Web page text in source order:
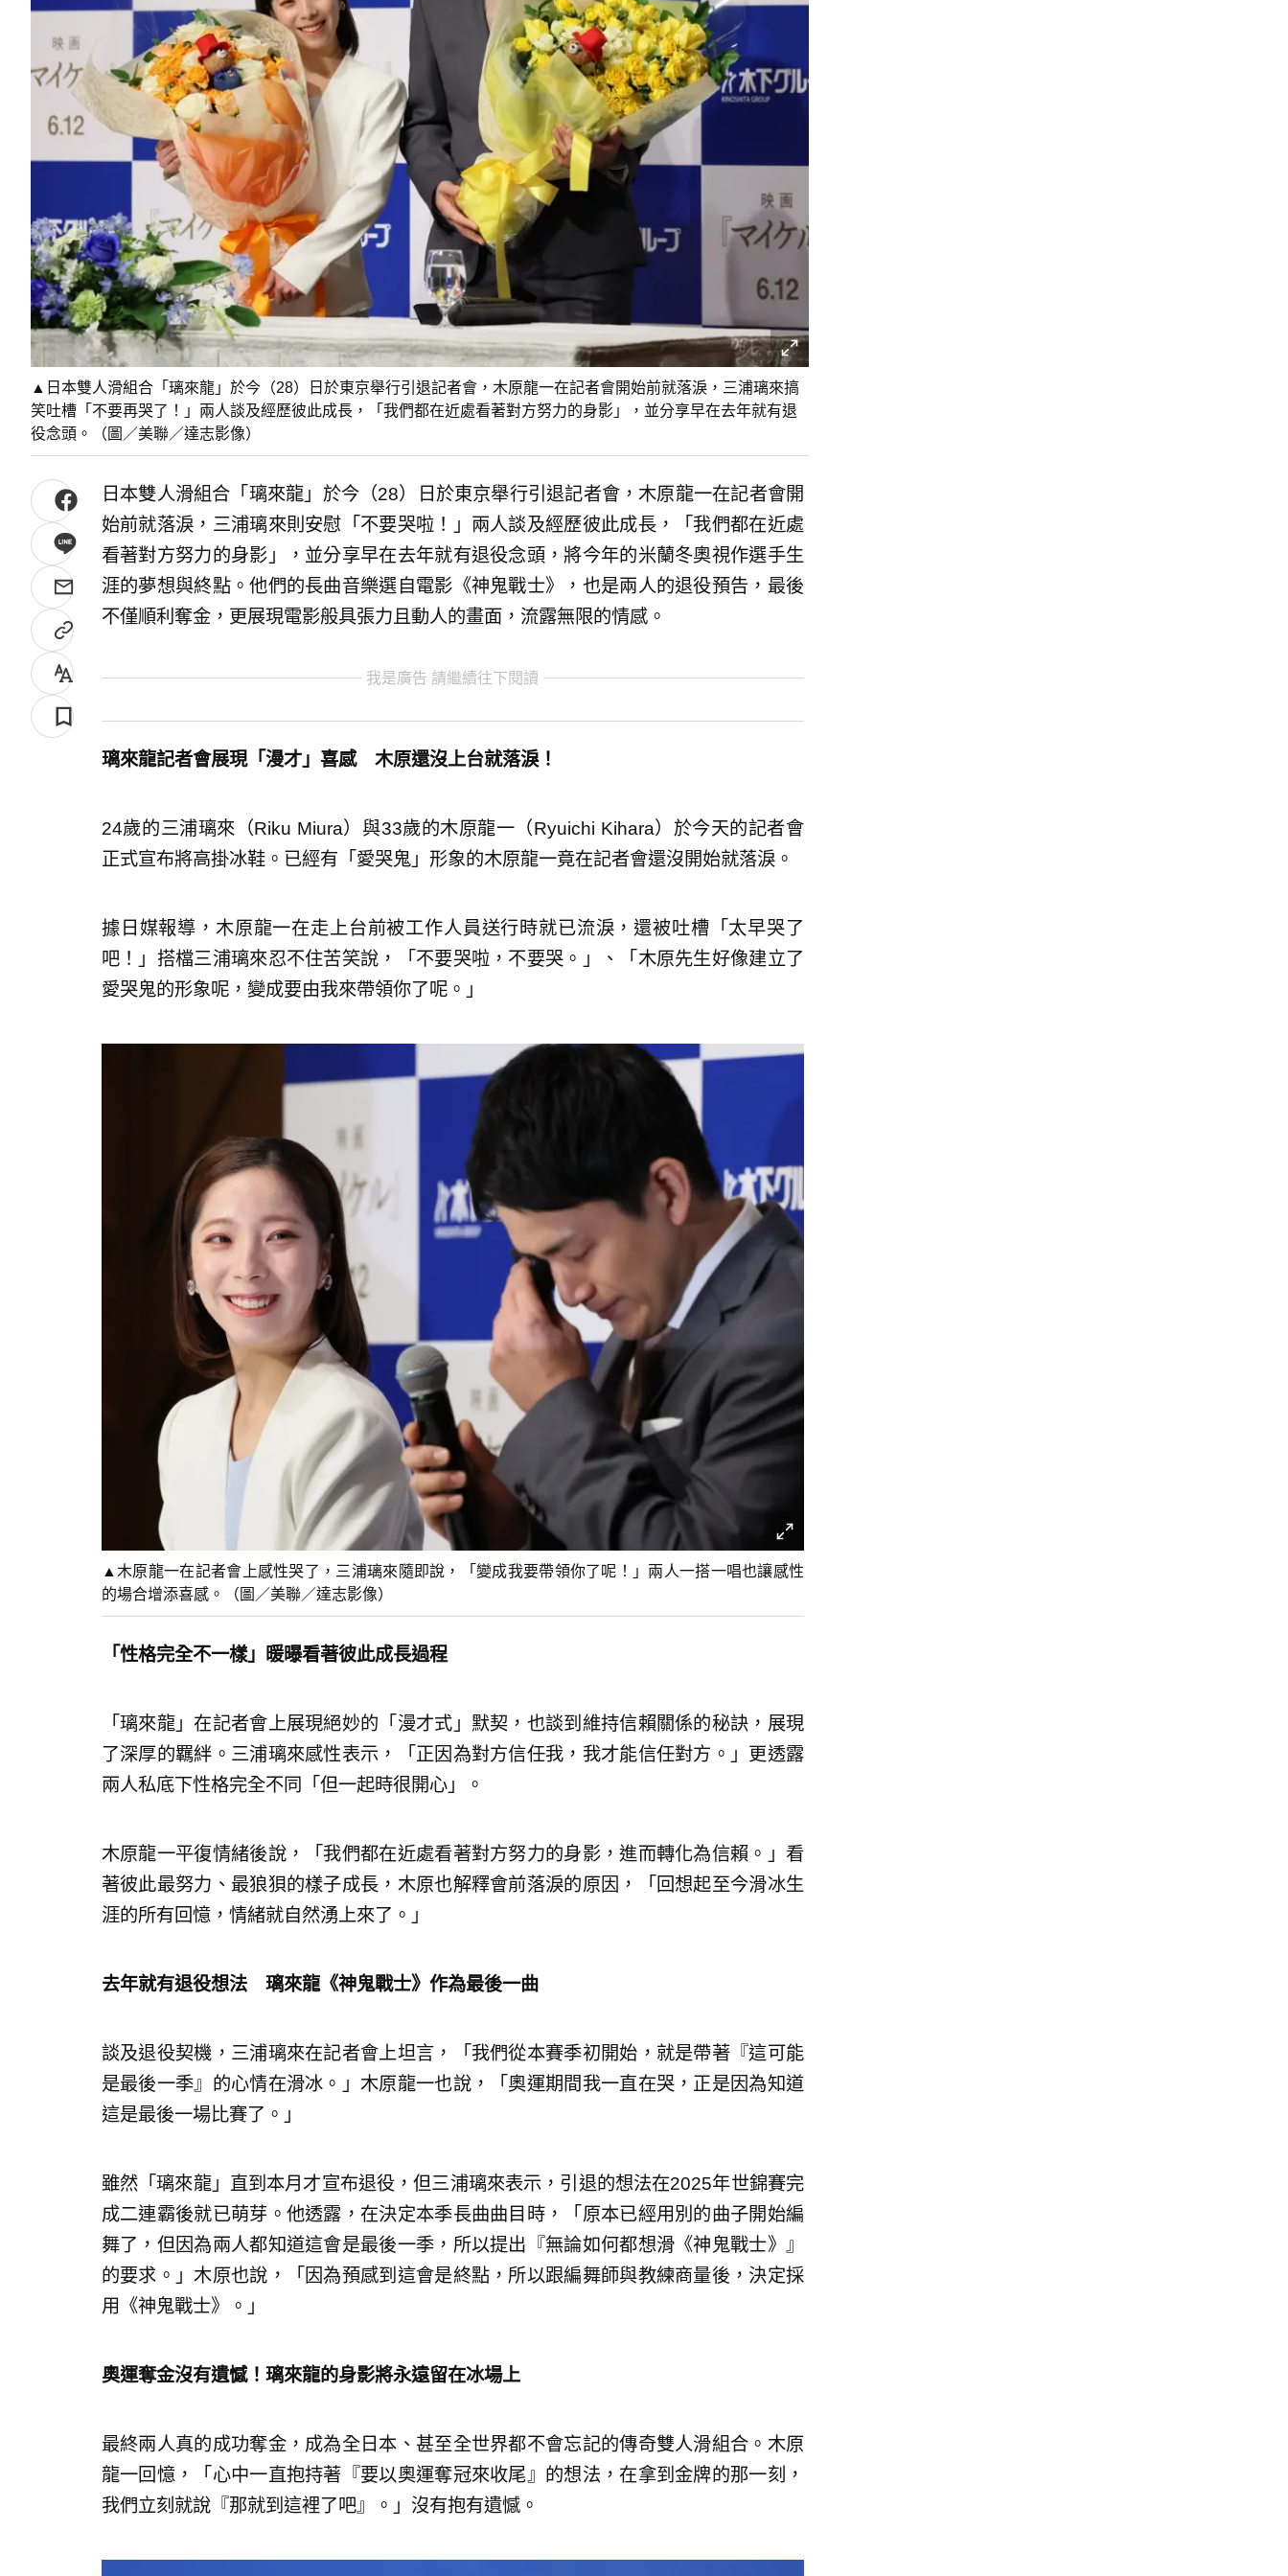
▲日本雙人滑組合「璃來龍」於今（28）日於東京舉行引退記者會，木原龍一在記者會開始前就落淚，三浦璃來搞
笑吐槽「不要再哭了！」兩人談及經歷彼此成長，「我們都在近處看著對方努力的身影」，並分享早在去年就有退
役念頭。（圖／美聯／達志影像）
日本雙人滑組合「璃來龍」於今（28）日於東京舉行引退記者會，木原龍一在記者會開
始前就落淚，三浦璃來則安慰「不要哭啦！」兩人談及經歷彼此成長，「我們都在近處
看著對方努力的身影」，並分享早在去年就有退役念頭，將今年的米蘭冬奧視作選手生
涯的夢想與終點。他們的長曲音樂選自電影《神鬼戰士》，也是兩人的退役預告，最後
不僅順利奪金，更展現電影般具張力且動人的畫面，流露無限的情感。
我是廣告 請繼續往下閱讀
璃來龍記者會展現「漫才」喜感 木原還沒上台就落淚！
24歲的三浦璃來（Riku Miura）與33歲的木原龍一（Ryuichi Kihara）於今天的記者會
正式宣布將高掛冰鞋。已經有「愛哭鬼」形象的木原龍一竟在記者會還沒開始就落淚。
據日媒報導，木原龍一在走上台前被工作人員送行時就已流淚，還被吐槽「太早哭了
吧！」搭檔三浦璃來忍不住苦笑說，「不要哭啦，不要哭。」、「木原先生好像建立了
愛哭鬼的形象呢，變成要由我來帶領你了呢。」
▲木原龍一在記者會上感性哭了，三浦璃來隨即說，「變成我要帶領你了呢！」兩人一搭一唱也讓感性
的場合增添喜感。（圖／美聯／達志影像）
「性格完全不一樣」暖曝看著彼此成長過程
「璃來龍」在記者會上展現絕妙的「漫才式」默契，也談到維持信賴關係的秘訣，展現
了深厚的羈絆。三浦璃來感性表示，「正因為對方信任我，我才能信任對方。」更透露
兩人私底下性格完全不同「但一起時很開心」。
木原龍一平復情緒後說，「我們都在近處看著對方努力的身影，進而轉化為信賴。」看
著彼此最努力、最狼狽的樣子成長，木原也解釋會前落淚的原因，「回想起至今滑冰生
涯的所有回憶，情緒就自然湧上來了。」
去年就有退役想法 璃來龍《神鬼戰士》作為最後一曲
談及退役契機，三浦璃來在記者會上坦言，「我們從本賽季初開始，就是帶著『這可能
是最後一季』的心情在滑冰。」木原龍一也說，「奧運期間我一直在哭，正是因為知道
這是最後一場比賽了。」
雖然「璃來龍」直到本月才宣布退役，但三浦璃來表示，引退的想法在2025年世錦賽完
成二連霸後就已萌芽。他透露，在決定本季長曲曲目時，「原本已經用別的曲子開始編
舞了，但因為兩人都知道這會是最後一季，所以提出『無論如何都想滑《神鬼戰士》』
的要求。」木原也說，「因為預感到這會是終點，所以跟編舞師與教練商量後，決定採
用《神鬼戰士》。」
奧運奪金沒有遺憾！璃來龍的身影將永遠留在冰場上
最終兩人真的成功奪金，成為全日本、甚至全世界都不會忘記的傳奇雙人滑組合。木原
龍一回憶，「心中一直抱持著『要以奧運奪冠來收尾』的想法，在拿到金牌的那一刻，
我們立刻就說『那就到這裡了吧』。」沒有抱有遺憾。